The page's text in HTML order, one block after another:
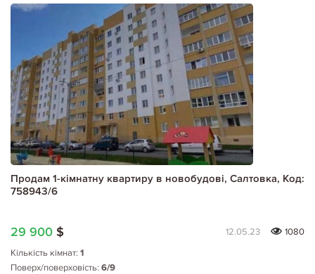
Продам 1-кімнатну квартиру в новобудові, Салтовка, Код:
758943/6
29 900 $ 12.05.23
1080
Кількість кімнат: 1
Поверх/поверховість: 6/9